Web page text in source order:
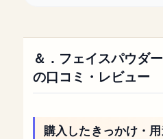
＆．フェイスパウダ
の口コミ・レビュー
購入したきっかけ・